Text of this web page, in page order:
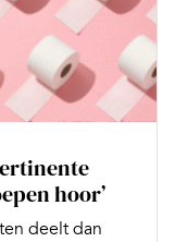
hoor’
deelt dan